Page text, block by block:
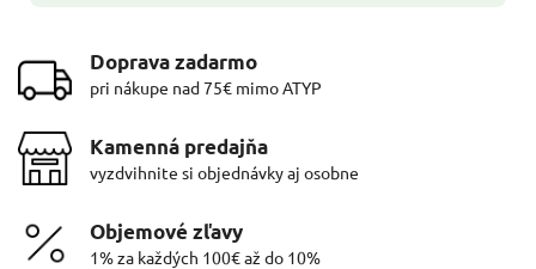
Doprava zadarmo
pri nákupe nad 75€ mimo ATYP
Kamenná predajňa
vyzdvihnite si objednávky aj osobne
Objemové zľavy
1% za každých 100€ až do 10%